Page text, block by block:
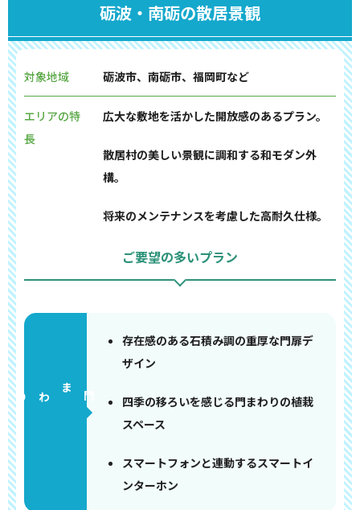
砺波・南砺の散居景観
対象地域 砺波市、南砺市、福岡町など
エリアの特
長
広大な敷地を活かした開放感のあるプラン。
散居村の美しい景観に調和する和モダン外
構。
将来のメンテナンスを考慮した高耐久仕様。
ご要望の多いプラン
門まわり
存在感のある石積み調の重厚な門扉デ
ザイン
四季の移ろいを感じる門まわりの植栽
スペース
スマートフォンと連動するスマートイ
ンターホン